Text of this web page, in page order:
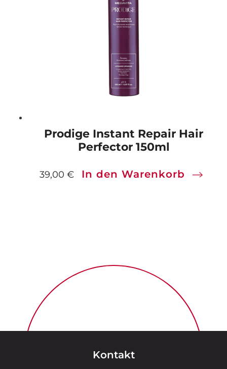
Prodige Instant Repair Hair
Perfector 150ml
39,00 € In den Warenkorb
Kontakt